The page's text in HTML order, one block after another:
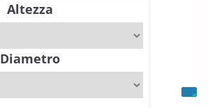
Michelin Pilot Sport 4 S – Test
su Range Rover Sport D350 HST
11 Aprile 2026 15 min read
Altezza
Diametro